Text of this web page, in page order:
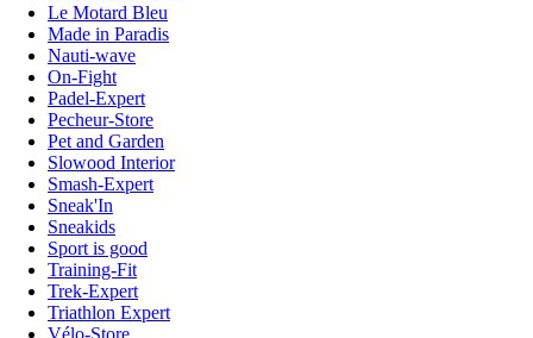
Le Motard Bleu
Made in Paradis
Nauti-wave
On-Fight
Padel-Expert
Pecheur-Store
Pet and Garden
Slowood Interior
Smash-Expert
Sneak'In
Sneakids
Sport is good
Training-Fit
Trek-Expert
Triathlon Expert